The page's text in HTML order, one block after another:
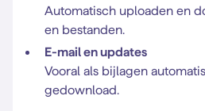
Automatisch uploaden en
en bestanden.
E-mail en updates
Vooral als bijlagen
gedownload.